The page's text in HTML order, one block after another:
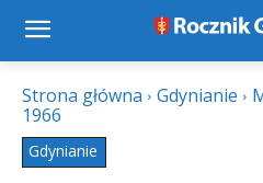
Strona główna Gdynianie
1966
Gdynianie